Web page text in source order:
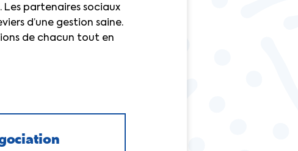
Les partenaires sociaux
d’une gestion saine.
de chacun tout en